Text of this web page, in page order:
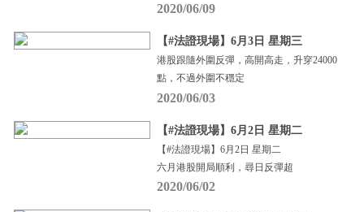
2020/06/09
【#法證現場】6月3日 星期三
港股跟隨外圍反彈，高開高走，升穿24000
點，不過外圍不穩定
2020/06/03
【#法證現場】6月2日 星期二
【#法證現場】6月2日 星期二
六月港股開局順利，尋日反彈超
2020/06/02